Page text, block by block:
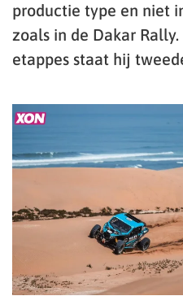
productie type en niet
zoals in de Dakar
etappes staat hij